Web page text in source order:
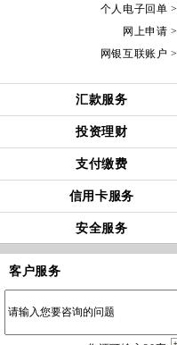
个人电子回单 >
网上申请 >
网银互联账户 >
汇款服务
投资理财
支付缴费
信用卡服务
安全服务
客户服务